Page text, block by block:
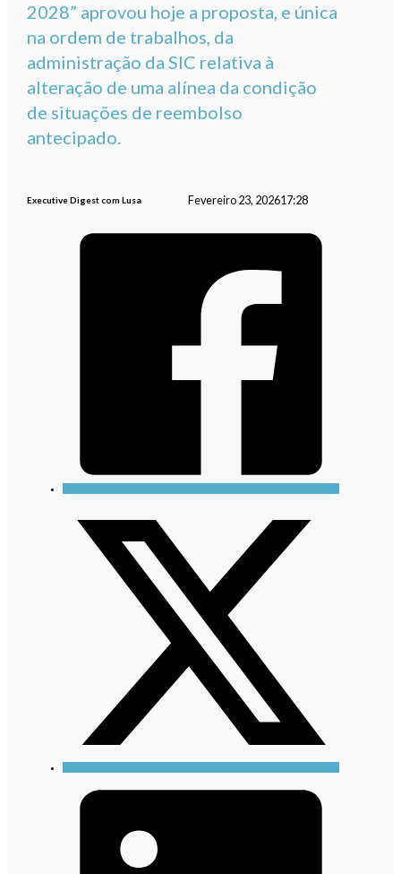
2028” aprovou hoje a proposta, e única
na ordem de trabalhos, da
administração da SIC relativa à
alteração de uma alínea da condição
de situações de reembolso
antecipado.
Executive Digest com Lusa Fevereiro 23, 202617:28